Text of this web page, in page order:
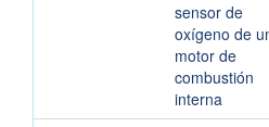
sensor de
oxígeno de
motor de
combustión
interna